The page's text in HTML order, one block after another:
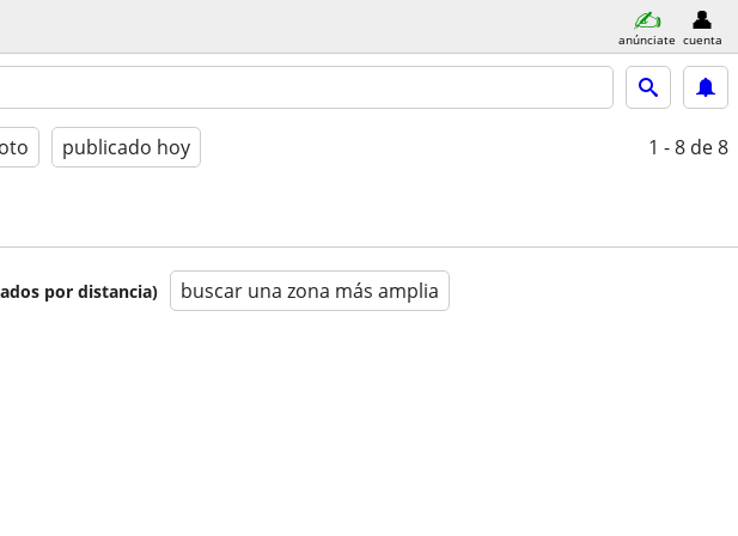
anúnciate cuenta
publicado hoy 1 - 8 de 8
por distancia) buscar una zona más amplia